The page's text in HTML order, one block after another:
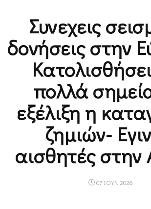
Συνεχεις
δονήσεις στην
πολλά
εξέλιξη η
ζημιών-
αισθητές στην
07 ΙΟΥΝ 2026